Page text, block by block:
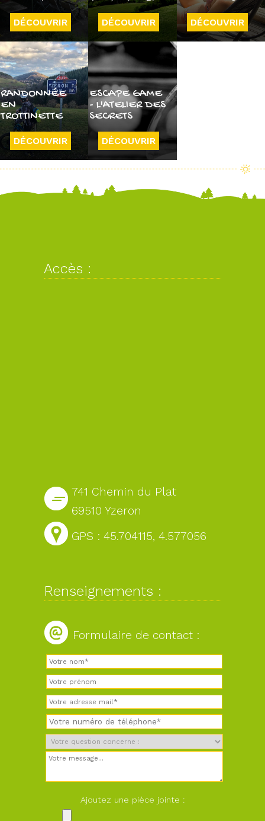
DÉCOUVRIR DÉCOUVRIR DÉCOUVRIR
RANDONNÉE
EN
TROTTINETTE
DÉCOUVRIR
ESCAPE GAME
- L'ATELIER DES
SECRETS
DÉCOUVRIR
Accès :
741 Chemin du Plat
69510 Yzeron
GPS : 45.704115, 4.577056
Renseignements :
Formulaire de contact :
Ajoutez une pièce jointe :